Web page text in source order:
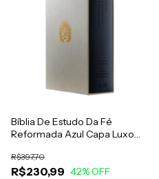
Bíblia De Estudo Da Fé
Reformada Azul Capa Luxo
R$230,99
R$397,70
42% OFF